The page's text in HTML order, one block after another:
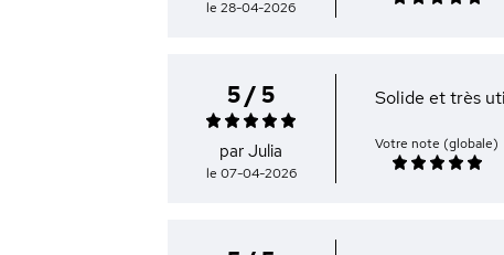
le 28-04-2026
5 / 5
par Julia
le 07-04-2026
Solide et très
Votre note (globale)